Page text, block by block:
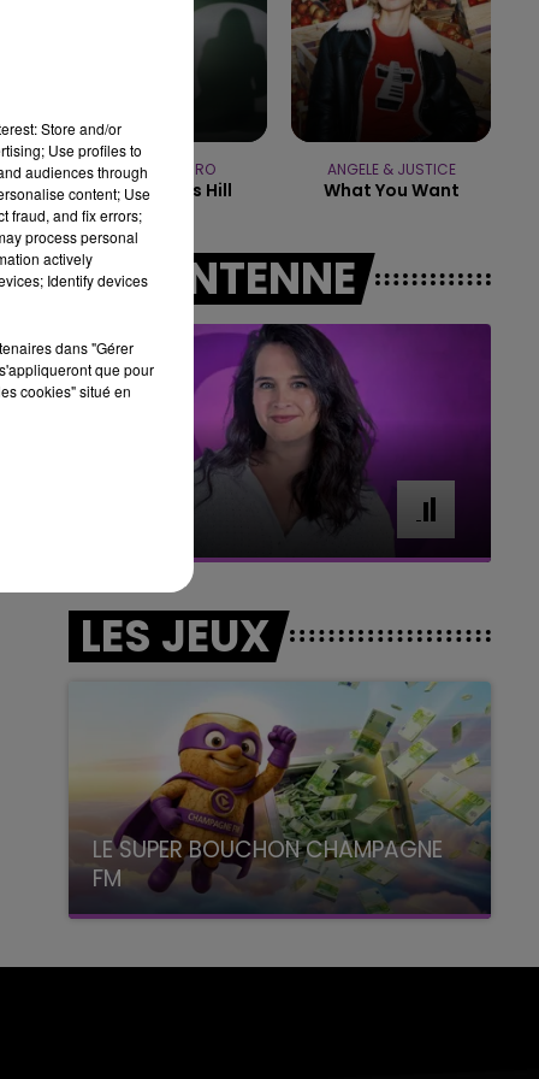
16h00 - 20h00
LE WEEK-END CHAMPAGNE FM
SIENNA SPIRO
Die On This Hill
ANGELE & JUSTICE
What You Want
A L'ANTENNE
Le week-end Champagne FM
LES JEUX
LE SUPER BOUCHON CHAMPAGNE
FM
avec La Famille Champagne FM, à 8H10
Store and/or
Use profiles to
audiences through
content; Use
fraud, and fix errors;
process personal
actively
Identify devices
dans "Gérer
que pour
cookies" situé en